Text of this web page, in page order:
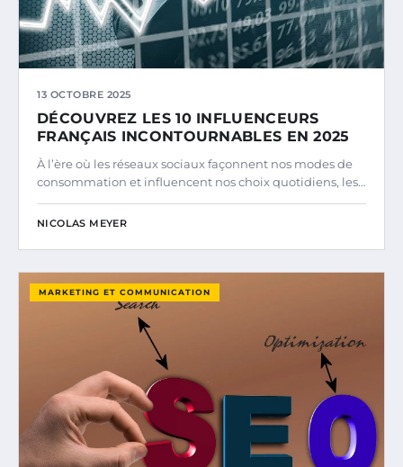
13 OCTOBRE 2025
DÉCOUVREZ LES 10 INFLUENCEURS
FRANÇAIS INCONTOURNABLES EN 2025
À l’ère où les réseaux sociaux façonnent nos modes de
consommation et influencent nos choix quotidiens, les…
NICOLAS MEYER
MARKETING ET COMMUNICATION